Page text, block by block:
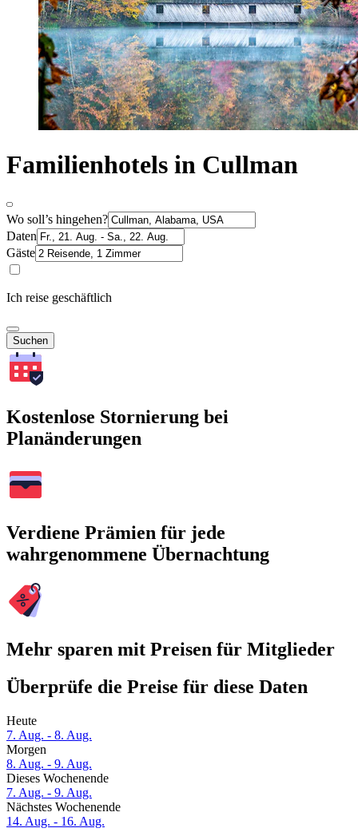
Familienhotels in Cullman
Wo soll’s hingehen?
Daten
Gäste
Ich reise geschäftlich
Suchen
Kostenlose Stornierung bei
Planänderungen
Verdiene Prämien für jede
wahrgenommene Übernachtung
Mehr sparen mit Preisen für Mitglieder
Überprüfe die Preise für diese Daten
Heute
7. Aug. - 8. Aug.
Morgen
8. Aug. - 9. Aug.
Dieses Wochenende
7. Aug. - 9. Aug.
Nächstes Wochenende
14. Aug. - 16. Aug.